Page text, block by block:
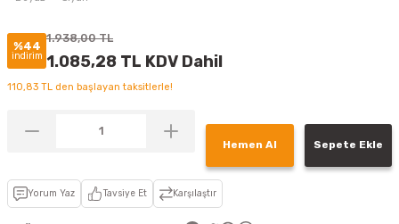
%44
indirim
1.938,00 TL
1.085,28 TL KDV Dahil
110,83 TL den başlayan taksitlerle!
Hemen Al Sepete Ekle
Yorum Yaz Tavsiye Et Karşılaştır